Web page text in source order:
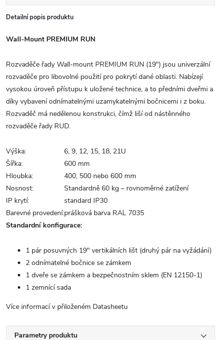
Detailní popis produktu
Wall-Mount PREMIUM RUN
Rozvaděče řady Wall-mount PREMIUM RUN (19") jsou univerzální
rozvaděče pro libovolné použití pro pokrytí dané oblasti. Nabízejí
vysokou úroveň přístupu k uložené technice, a to předními dveřmi a
díky vybavení odnímatelnými uzamykatelnými bočnicemi i z boku.
Rozvaděč má nedělenou konstrukci, čímž liší od nástěnného
rozvaděče řady RUD.
Výška:
6, 9, 12, 15, 18, 21U
Šířka:
600 mm
Hloubka:
400, 500 nebo 600 mm
Nosnost:
Standardně 60 kg – rovnoměrné zatížení
IP krytí:
standard IP30
Barevné provedení:prášková barva RAL 7035
Standardní konfigurace:
1 pár posuvných 19" vertikálních lišt (druhý pár na vyžádání)
2 odnímatelné bočnice se zámkem
1 dveře se zámkem a bezpečnostním sklem (EN 12150-1)
1 zemnící sada
Více informací v přiloženém Datasheetu
Parametry produktu